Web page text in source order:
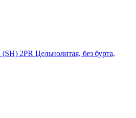
2PR Цельнолитая, без бурта,